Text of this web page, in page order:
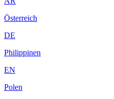
Österreich
DE
Philippinen
EN
Polen